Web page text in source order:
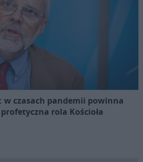
w czasach pandemii powinna
rola Kościoła